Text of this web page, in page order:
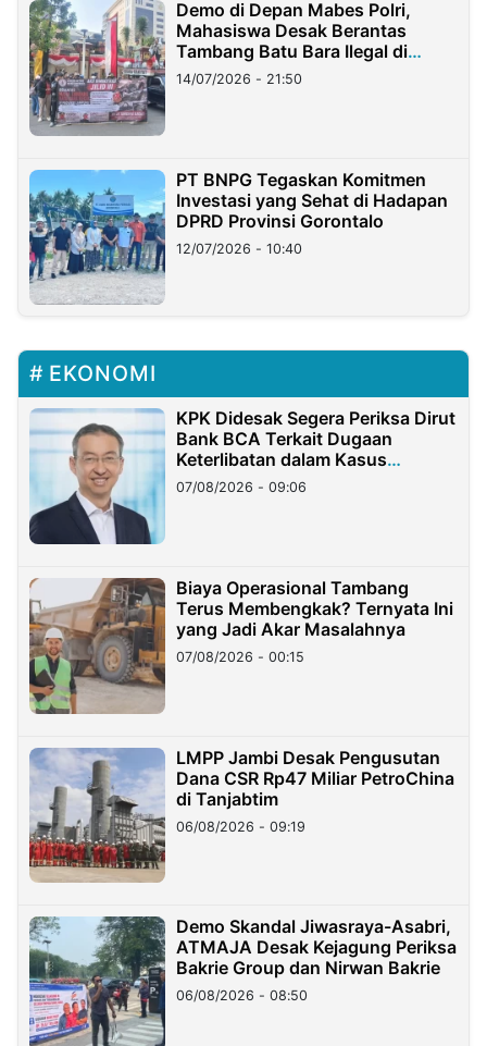
Demo di Depan Mabes Polri,
Mahasiswa Desak Berantas
Tambang Batu Bara Ilegal di
Lampung
14/07/2026 - 21:50
PT BNPG Tegaskan Komitmen
Investasi yang Sehat di Hadapan
DPRD Provinsi Gorontalo
12/07/2026 - 10:40
EKONOMI
KPK Didesak Segera Periksa Dirut
Bank BCA Terkait Dugaan
Keterlibatan dalam Kasus
Hilangnya Dana Nasabah Rp2,58
Miliar
07/08/2026 - 09:06
Biaya Operasional Tambang
Terus Membengkak? Ternyata Ini
yang Jadi Akar Masalahnya
07/08/2026 - 00:15
LMPP Jambi Desak Pengusutan
Dana CSR Rp47 Miliar PetroChina
di Tanjabtim
06/08/2026 - 09:19
Demo Skandal Jiwasraya-Asabri,
ATMAJA Desak Kejagung Periksa
Bakrie Group dan Nirwan Bakrie
06/08/2026 - 08:50